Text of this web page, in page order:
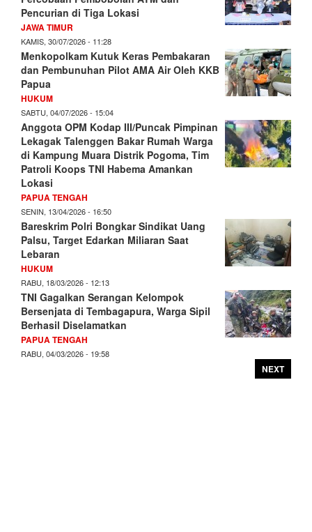
Pencurian di Tiga Lokasi
JAWA TIMUR
KAMIS, 30/07/2026 - 11:28
Menkopolkam Kutuk Keras Pembakaran
dan Pembunuhan Pilot AMA Air Oleh KKB
Papua
HUKUM
SABTU, 04/07/2026 - 15:04
Anggota OPM Kodap III/Puncak Pimpinan
Lekagak Talenggen Bakar Rumah Warga
di Kampung Muara Distrik Pogoma, Tim
Patroli Koops TNI Habema Amankan
Lokasi
PAPUA TENGAH
SENIN, 13/04/2026 - 16:50
Bareskrim Polri Bongkar Sindikat Uang
Palsu, Target Edarkan Miliaran Saat
Lebaran
HUKUM
RABU, 18/03/2026 - 12:13
TNI Gagalkan Serangan Kelompok
Bersenjata di Tembagapura, Warga Sipil
Berhasil Diselamatkan
PAPUA TENGAH
RABU, 04/03/2026 - 19:58
NEXT